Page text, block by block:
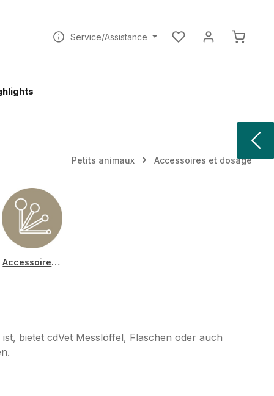
Service/Assistance
Vous avez 0 articles
Le
Petits animaux Accessoires et dosage
Accessoires et dosage
bietet cdVet Messlöffel, Flaschen oder auch